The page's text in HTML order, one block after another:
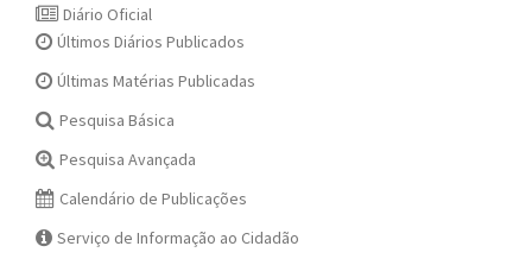
Diário Oficial
Últimos Diários Publicados
Últimas Matérias Publicadas
Pesquisa Básica
Pesquisa Avançada
Calendário de Publicações
Serviço de Informação ao Cidadão